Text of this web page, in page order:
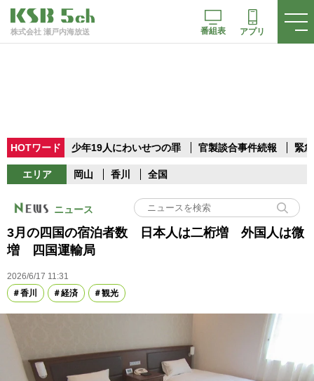
株式会社 瀬戸内海放送 番組表 アプリ
HOTワード 少年19人にわいせつの罪 官製談合事件続報 緊
エリア 岡山 香川 全国
ニュース
3月の四国の宿泊者数 日本人は二桁増 外国人は微
増 四国運輸局
2026/6/17 11:31
香川
経済 観光